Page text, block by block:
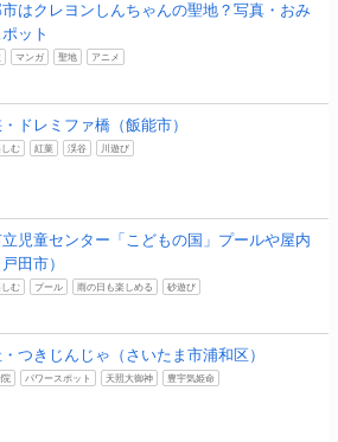
はクレヨンしんちゃんの聖地？写真・おみ
ット
マンガ 聖地 アニメ
ドレミファ橋（飯能市）
しむ 紅葉 渓谷 川遊び
立児童センター「こどもの国」プールや屋内
田市）
しむ プール 雨の日も楽しめる 砂遊び
つきじんじゃ（さいたま市浦和区）
院 パワースポット 天照大御神 豊宇気姫命